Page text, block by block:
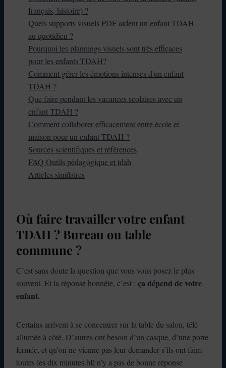
français, histoire) ?
Quels supports visuels PDF aident un enfant TDAH
au quotidien ?
Pourquoi les plannings visuels sont très efficaces
pour les enfants TDAH?
Comment gérer les émotions intenses d'un enfant
TDAH ?
Que faire pendant les vacances scolaires avec un
enfant TDAH ?
Comment collaborer efficacement entre école et
maison pour un enfant TDAH ?
Sources scientifiques et références
FAQ Outils pédagogique et tdah
Articles similaires
Où faire travailler votre enfant
TDAH ? Bureau ou table
commune ?
C’est sans doute la question que vous vous posez le plus
souvent. Et la réponse honnête, c’est : ça dépend de votre
enfant.
Certains arrivent à se concentrer sur la table du salon, télé
allumée à côté. D’autres ont besoin d’un casque, d’une porte
fermée, et qu’on ne vienne pas leur demander s’ils ont faim
toutes les dix minutes.bIl n’y a pas de bonne réponse